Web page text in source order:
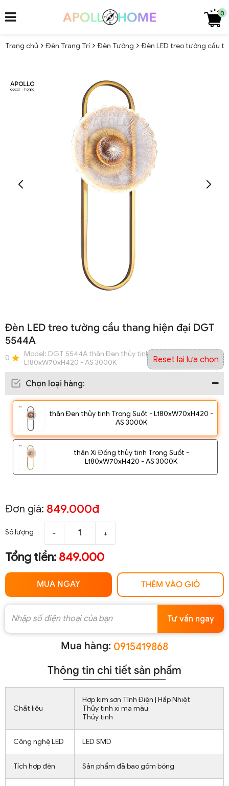
0
Trang chủ Đèn Trang Trí Đèn Tường Đèn LED treo tường cầu
Đèn LED treo tường cầu thang hiện đại DGT
5544A
0 Model: DGT 5544A thân Đen thủy tinh Trong Suốt -
L180xW70xH420 - AS 3000K
Chọn loại hàng:
thân Đen thủy tinh Trong Suốt - L180xW70xH420 -
AS 3000K
thân Xi Đồng thủy tinh Trong Suốt -
L180xW70xH420 - AS 3000K
Reset lại lựa chọn
Đơn giá: 849.000đ
Số lượng - +
Tổng tiền: 849.000
MUA NGAY THÊM VÀO GIỎ
Tư vấn ngay
Mua hàng: 0915419868
Thông tin chi tiết sản phẩm
Chất liệu
Hợp kim sơn Tĩnh Điện | Hấp Nhiệt
Thủy tinh xi mạ màu
Thủy tinh
Công nghệ LED LED SMD
Tích hợp đèn Sản phẩm đã bao gồm bóng